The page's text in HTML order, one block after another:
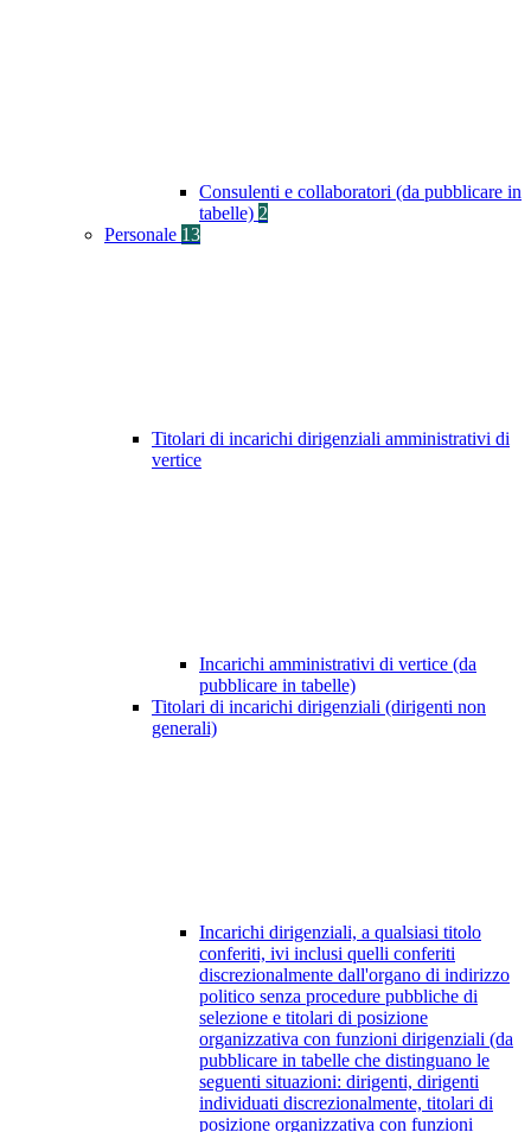
Consulenti e collaboratori (da pubblicare in
tabelle) 2
Personale 13
Titolari di incarichi dirigenziali amministrativi di
vertice
Incarichi amministrativi di vertice (da
pubblicare in tabelle)
Titolari di incarichi dirigenziali (dirigenti non
generali)
Incarichi dirigenziali, a qualsiasi titolo
conferiti, ivi inclusi quelli conferiti
discrezionalmente dall'organo di indirizzo
politico senza procedure pubbliche di
selezione e titolari di posizione
organizzativa con funzioni dirigenziali (da
pubblicare in tabelle che distinguano le
seguenti situazioni: dirigenti, dirigenti
individuati discrezionalmente, titolari di
posizione organizzativa con funzioni